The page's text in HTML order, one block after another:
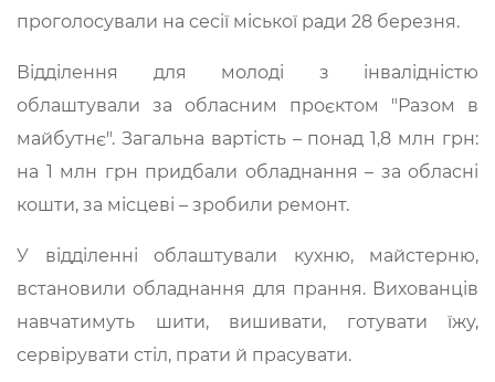
проголосували на сесії міської ради 28 березня.
Відділення для молоді з інвалідністю
облаштували за обласним проєктом "Разом в
майбутнє". Загальна вартість – понад 1,8 млн грн:
на 1 млн грн придбали обладнання – за обласні
кошти, за місцеві – зробили ремонт.
У відділенні облаштували кухню, майстерню,
встановили обладнання для прання. Вихованців
навчатимуть шити, вишивати, готувати їжу,
сервірувати стіл, прати й прасувати.